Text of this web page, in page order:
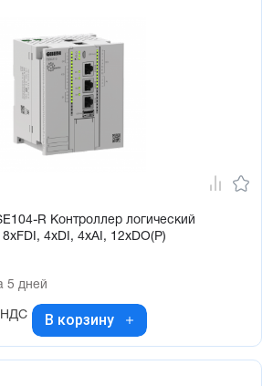
R Контроллер логический
4xDI, 4xAI, 12xDO(Р)
5 дней
НДС В корзину